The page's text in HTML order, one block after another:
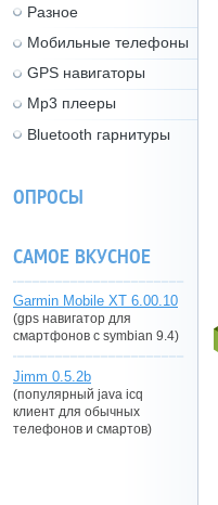
Разное
Мобильные телефоны
GPS навигаторы
Mp3 плееры
Bluetooth гарнитуры
ОПРОСЫ
САМОЕ ВКУСНОЕ
Garmin Mobile XT 6.00.10
(gps навигатор для
смартфонов с symbian 9.4)
Jimm 0.5.2b
(популярный java icq
клиент для обычных
телефонов и смартов)